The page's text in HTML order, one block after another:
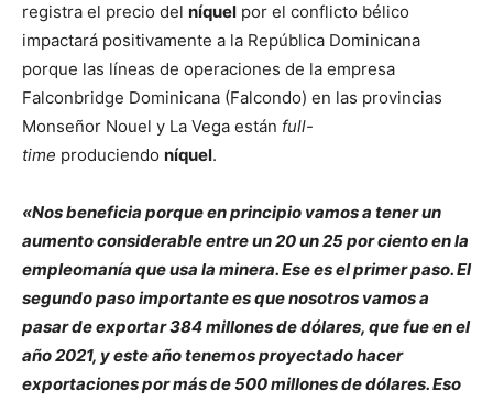
registra el precio del níquel por el conflicto bélico
impactará positivamente a la República Dominicana
porque las líneas de operaciones de la empresa
Falconbridge Dominicana (Falcondo) en las provincias
Monseñor Nouel y La Vega están full-
time produciendo níquel.
«Nos beneficia porque en principio vamos a tener un
aumento considerable entre un 20 un 25 por ciento en la
empleomanía que usa la minera. Ese es el primer paso. El
segundo paso importante es que nosotros vamos a
pasar de exportar 384 millones de dólares, que fue en el
año 2021, y este año tenemos proyectado hacer
exportaciones por más de 500 millones de dólares. Eso